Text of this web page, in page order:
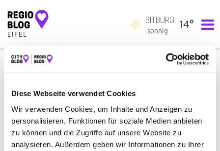
Diese Webseite verwendet Cookies
Wir verwenden Cookies, um Inhalte und Anzeigen zu
personalisieren, Funktionen für soziale Medien anbieten
zu können und die Zugriffe auf unsere Website zu
analysieren. Außerdem geben wir Informationen zu Ihrer
Hauptnavigation
BITBURG
sonnig
14°
ALLE BAUEN & WOHNEN
ÄMTER & BEHÖRDEN
ESSEN & TRINKEN
GESUNDHEIT & MEDIZIN
RECHT & GELD
REISEN & ÜBERNACHTEN